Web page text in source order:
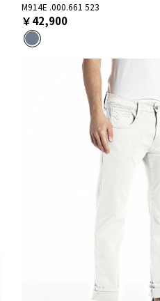
M914E .000.661 523
￥42,900